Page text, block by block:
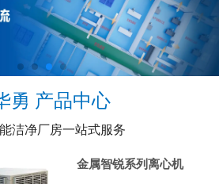
勇 产品中心
洁净厂房一站式服务
金属智锐系列离心机